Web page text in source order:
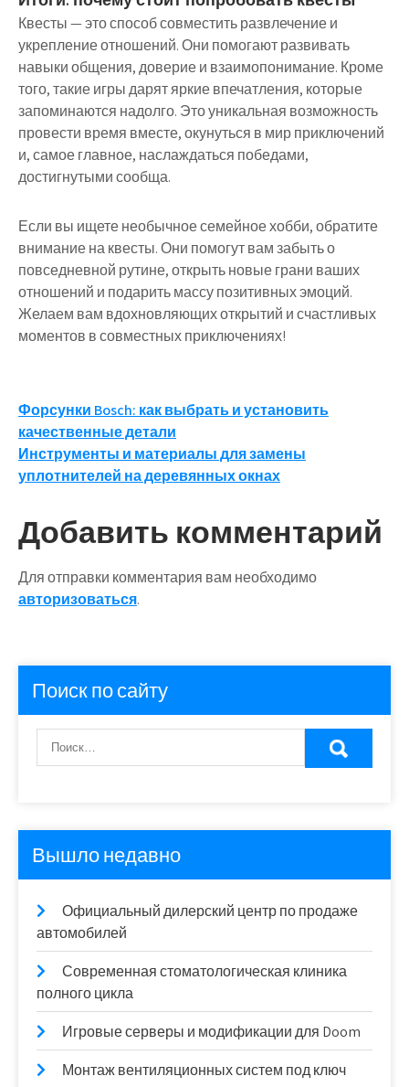
Квесты — это способ совместить развлечение и
укрепление отношений. Они помогают развивать
навыки общения, доверие и взаимопонимание. Кроме
того, такие игры дарят яркие впечатления, которые
запоминаются надолго. Это уникальная возможность
провести время вместе, окунуться в мир приключений
и, самое главное, наслаждаться победами,
достигнутыми сообща.
Если вы ищете необычное семейное хобби, обратите
внимание на квесты. Они помогут вам забыть о
повседневной рутине, открыть новые грани ваших
отношений и подарить массу позитивных эмоций.
Желаем вам вдохновляющих открытий и счастливых
моментов в совместных приключениях!
Навигация
по
записям
Форсунки Bosch: как выбрать и установить
качественные детали
Инструменты и материалы для замены
уплотнителей на деревянных окнах
Добавить комментарий
Для отправки комментария вам необходимо
авторизоваться.
Поиск по сайту
Вышло недавно
Официальный дилерский центр по продаже
автомобилей
Современная стоматологическая клиника
полного цикла
Игровые серверы и модификации для Doom
Монтаж вентиляционных систем под ключ